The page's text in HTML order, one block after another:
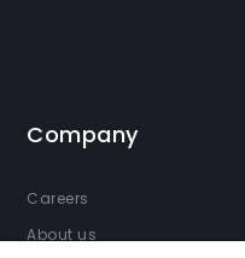
Company
Careers
About us